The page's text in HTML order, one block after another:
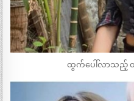
ထွက်ပေါ်လာသည့် တဖ